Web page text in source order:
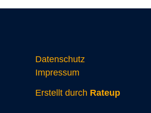
Datenschutz
Impressum
Erstellt durch Rateup